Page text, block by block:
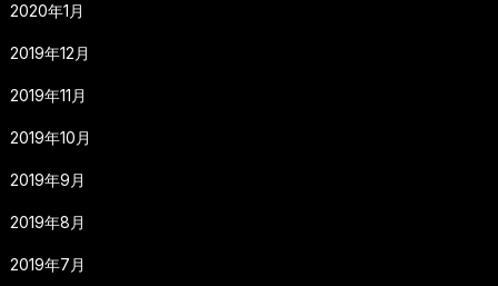
2020年1月
2019年12月
2019年11月
2019年10月
2019年9月
2019年8月
2019年7月